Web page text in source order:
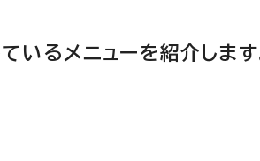
いるメニューを紹介しま